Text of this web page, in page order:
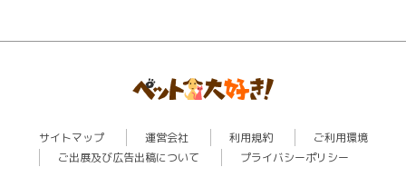
サイトマップ 運営会社 利用規約
ご利用環境
ご出展及び広告出稿について
プライバシーポリシー